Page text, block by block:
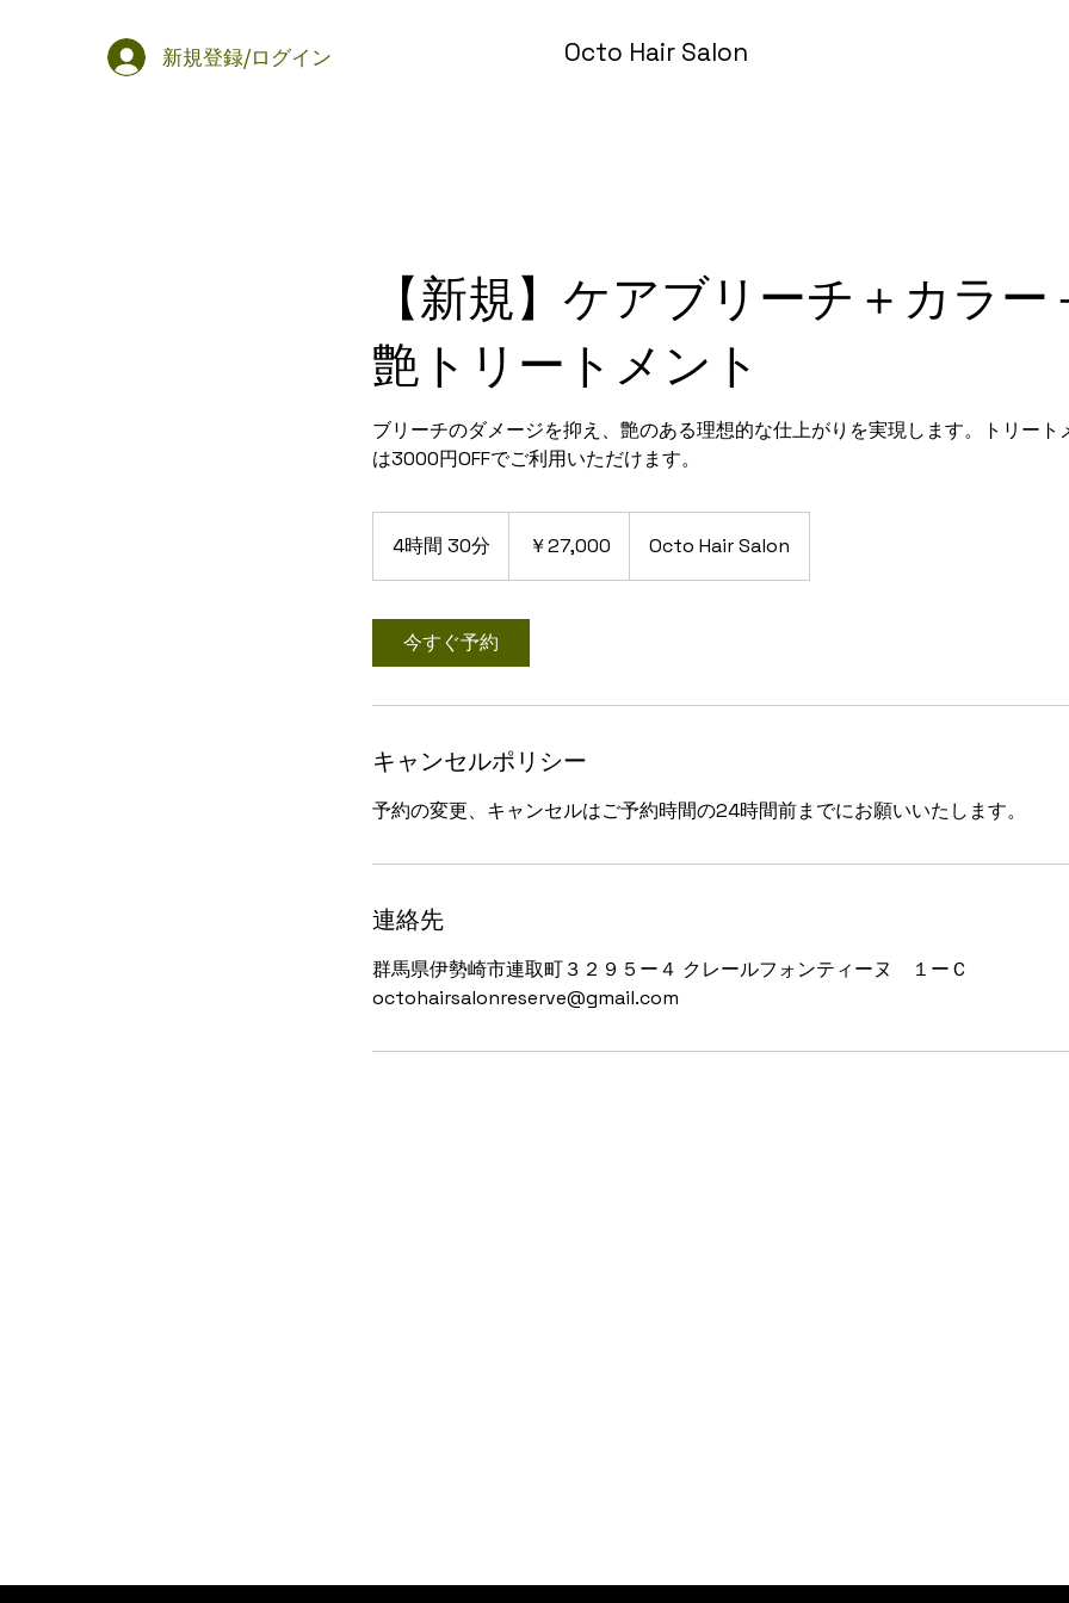
Octo Hair Salon
新規登録/ログイン
【新規】ケアブリーチ＋カラー
艶トリートメント
ブリーチのダメージを抑え、艶のある理想的な仕上がりを実現します。トリート
は3000円OFFでご利用いただけます。
4時間 30分
時
3
￥27,000 Octo Hair Salon
今すぐ予約
キャンセルポリシー
予約の変更、キャンセルはご予約時間の24時間前までにお願いいたします。
連絡先
群馬県伊勢崎市連取町３２９５ー４ クレールフォンティーヌ １ーＣ
octohairsalonreserve@gmail.com